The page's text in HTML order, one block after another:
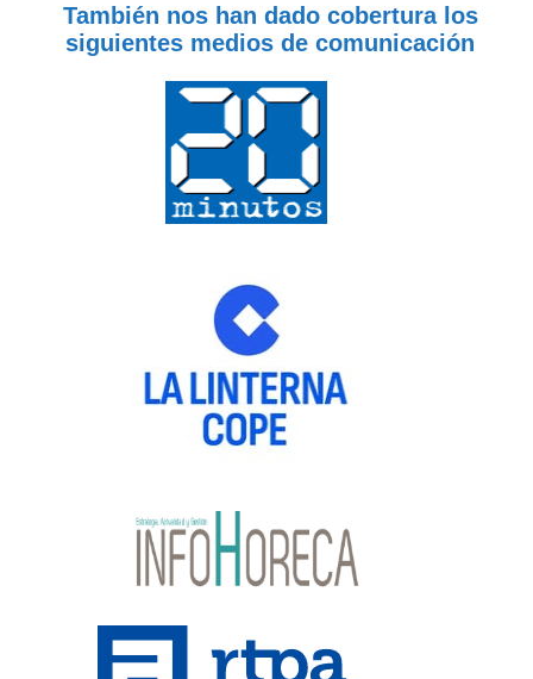
También nos han dado cobertura los
siguientes medios de comunicación